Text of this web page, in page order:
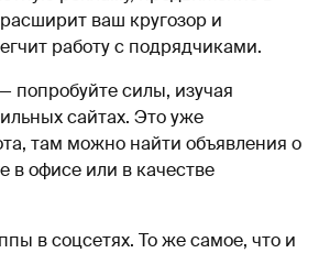
ваш кругозор и
работу с подрядчиками.
попробуйте силы, изучая
сайтах. Это уже
там можно найти объявления о
в офисе или в качестве
в соцсетях. То же самое, что и